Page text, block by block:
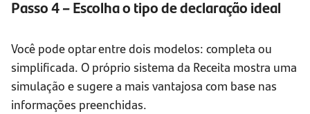
Passo 4 – Escolha o tipo de declaração ideal
Você pode optar entre dois modelos: completa ou
simplificada. O próprio sistema da Receita mostra uma
simulação e sugere a mais vantajosa com base nas
informações preenchidas.